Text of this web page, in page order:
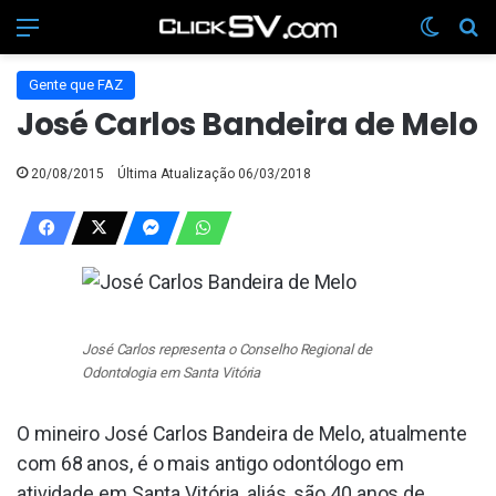
Gente que FAZ
José Carlos Bandeira de Melo
20/08/2015 Última Atualização 06/03/2018
José Carlos representa o Conselho Regional de
Odontologia em Santa Vitória
O mineiro José Carlos Bandeira de Melo, atualmente
com 68 anos, é o mais antigo odontólogo em